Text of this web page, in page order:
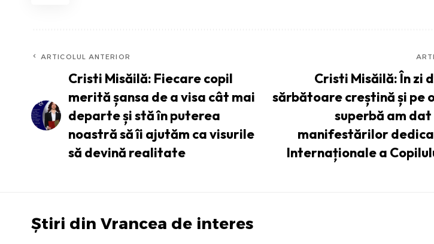
ARTICOLUL ANTERIOR
Cristi Misăilă: Fiecare copil
merită șansa de a visa cât mai
departe și stă în puterea
noastră să îi ajutăm ca visurile
să devină realitate
Cristi Misăilă: În zi
sărbătoare creștină și pe
superbă am
manifestărilor
Internaționale a
Știri din Vrancea de interes